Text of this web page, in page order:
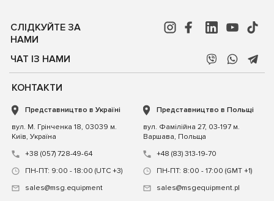
СЛІДКУЙТЕ ЗА
НАМИ
ЧАТ ІЗ НАМИ
КОНТАКТИ
Представництво в Україні
вул. М. Грінченка 18, 03039 м.
Київ, Україна
+38 (057) 728-49-64
ПН-ПТ: 9:00 - 18:00 (UTC +3)
sales@msg.equipment
Представництво в Польщі
вул. Фамілійна 27, 03-197 м.
Варшава, Польща
+48 (83) 313-19-70
ПН-ПТ: 8:00 - 17:00 (GMT +1)
sales@msgequipment.pl